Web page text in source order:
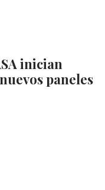
inician
paneles